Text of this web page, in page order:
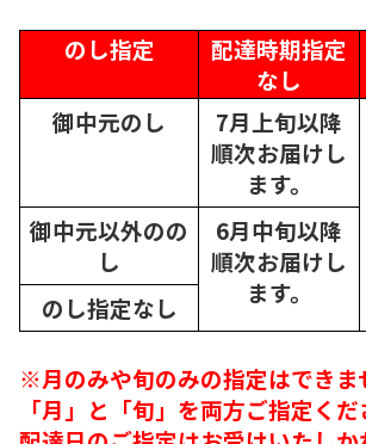
のし指定
配達時期指定
なし
御中元のし
7月上旬以降
順次お届けし
ます。
御中元以外のの
し
6月中旬以降
順次お届けし
ます。
のし指定なし
※月のみや旬のみの指定はできま
「月」と「旬」を両方ご指定くだ